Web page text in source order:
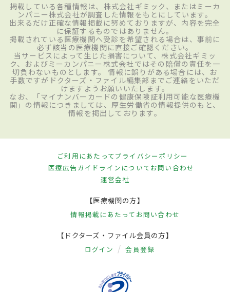
掲載している各種情報は、株式会社ギミック、またはミーカ
ンパニー株式会社が調査した情報をもとにしています。
出来るだけ正確な情報掲載に努めておりますが、内容を完全
に保証するものではありません。
掲載されている医療機関へ受診を希望される場合は、事前に
必ず該当の医療機関に直接ご確認ください。
当サービスによって生じた損害について、株式会社ギミッ
ク、およびミーカンパニー株式会社ではその賠償の責任を一
切負わないものとします。 情報に誤りがある場合には、お
手数ですがドクターズ・ファイル編集部までご連絡をいただ
けますようお願いいたします。
なお、「マイナンバーカードの健康保険証利用可能な医療機
関」の情報につきましては、厚生労働省の情報提供のもと、
情報を掲出しております。
ご利用にあたってプライバシーポリシー
医療広告ガイドラインについてお問い合わせ
運営会社
【医療機関の方】
情報掲載にあたって お問い合わせ
【ドクターズ・ファイル会員の方】
ログイン 会員登録